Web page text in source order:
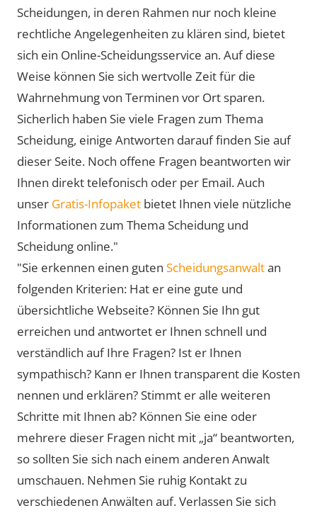
Scheidungen, in deren Rahmen nur noch kleine
rechtliche Angelegenheiten zu klären sind, bietet
sich ein Online-Scheidungsservice an. Auf diese
Weise können Sie sich wertvolle Zeit für die
Wahrnehmung von Terminen vor Ort sparen.
Sicherlich haben Sie viele Fragen zum Thema
Scheidung, einige Antworten darauf finden Sie auf
dieser Seite. Noch offene Fragen beantworten wir
Ihnen direkt telefonisch oder per Email. Auch
unser Gratis-Infopaket bietet Ihnen viele nützliche
Informationen zum Thema Scheidung und
Scheidung online."
"Sie erkennen einen guten Scheidungsanwaltan
folgenden Kriterien: Hat er eine gute und
übersichtliche Webseite? Können Sie Ihn gut
erreichen und antwortet er Ihnen schnell und
verständlich auf Ihre Fragen? Ist er Ihnen
sympathisch? Kann er Ihnen transparent die Kosten
nennen und erklären? Stimmt er alle weiteren
Schritte mit Ihnen ab? Können Sie eine oder
mehrere dieser Fragen nicht mit „ja“ beantworten,
so sollten Sie sich nach einem anderen Anwalt
umschauen. Nehmen Sie ruhig Kontakt zu
verschiedenen Anwälten auf. Verlassen Sie sich